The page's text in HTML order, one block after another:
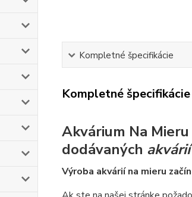
Kompletné špecifikácie
Kompletné špecifikácie
Akvárium Na
dodávaných akvárií
Výroba akvárií na mieru